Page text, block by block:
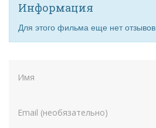
Информация
Для этого фильма еще нет отзывов